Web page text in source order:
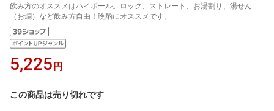
飲み方のオススメはハイボール。ロック、ストレート、お湯割り、湯せん
（お燗）など飲み方自由！晩酌にオススメです。
5,225 円
この商品は売り切れです